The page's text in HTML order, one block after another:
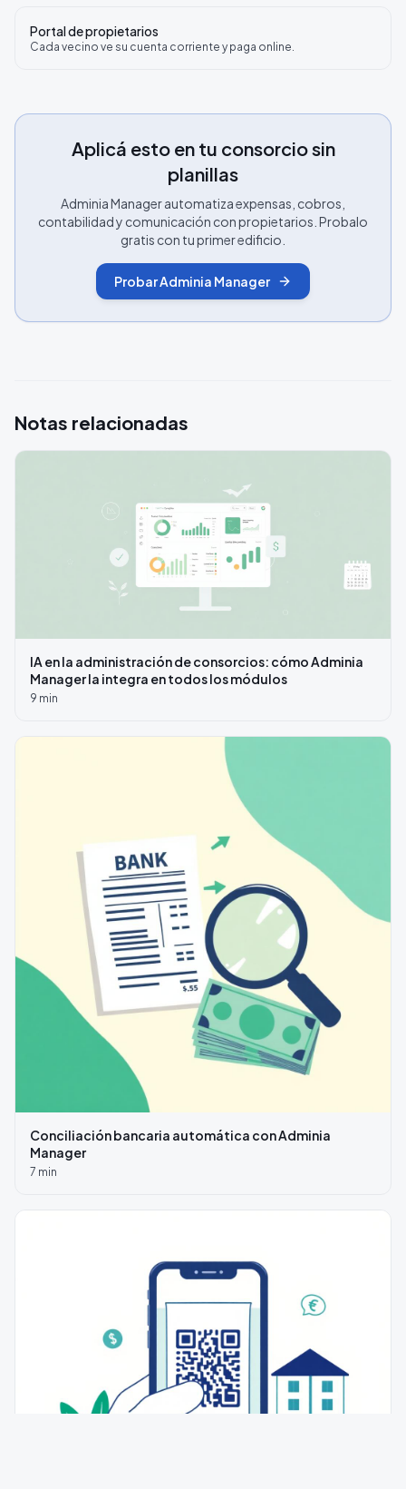
Portal de propietarios
Cada vecino ve su cuenta corriente y paga online.
Aplicá esto en tu consorcio sin
planillas
Adminia Manager automatiza expensas, cobros,
contabilidad y comunicación con propietarios. Probalo
gratis con tu primer edificio.
Probar Adminia Manager
Notas relacionadas
IA en la administración de consorcios: cómo Adminia
Manager la integra en todos los módulos
9 min
Conciliación bancaria automática con Adminia
Manager
7 min